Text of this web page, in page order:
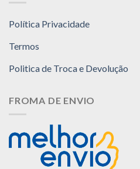
do
Política Privacidade
Termos
Politica de Troca e Devolução
FROMA DE ENVIO